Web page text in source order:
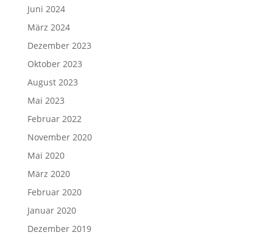
Juni 2024
März 2024
Dezember 2023
Oktober 2023
August 2023
Mai 2023
Februar 2022
November 2020
Mai 2020
März 2020
Februar 2020
Januar 2020
Dezember 2019